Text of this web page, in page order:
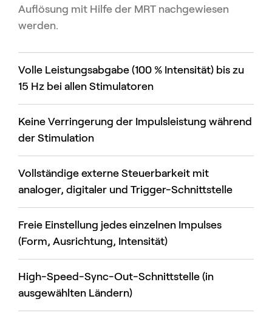
Auflösung mit Hilfe der MRT nachgewiesen
werden.
Volle Leistungsabgabe (100 % Intensität) bis zu
15 Hz bei allen Stimulatoren
Keine Verringerung der Impulsleistung während
der Stimulation
Vollständige externe Steuerbarkeit mit
analoger, digitaler und Trigger-Schnittstelle
Freie Einstellung jedes einzelnen Impulses
(Form, Ausrichtung, Intensität)
High-Speed-Sync-Out-Schnittstelle (in
ausgewählten Ländern)